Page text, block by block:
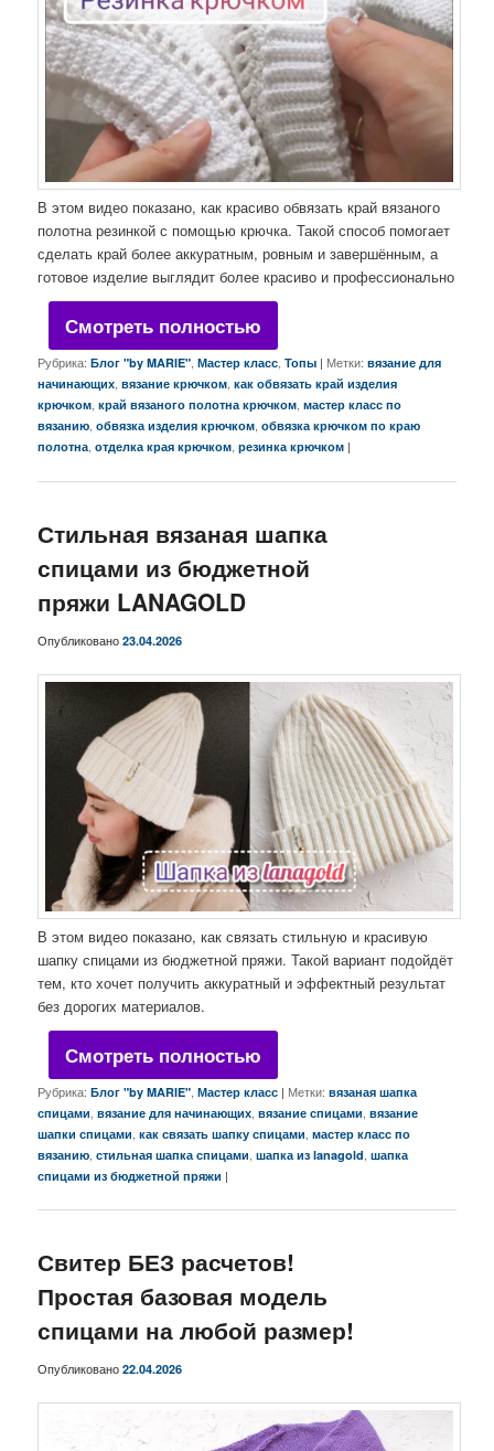
В этом видео показано, как красиво обвязать край вязаного
полотна резинкой с помощью крючка. Такой способ помогает
сделать край более аккуратным, ровным и завершённым, а
готовое изделие выглядит более красиво и профессионально
Смотреть полностью
Рубрика: Блог "by MARIE",Мастер класс,Топы | Метки: вязание для
начинающих,вязание крючком,как обвязать край изделия
крючком,край вязаного полотна крючком,мастер класс по
вязанию,обвязка изделия крючком,обвязка крючком по краю
полотна,отделка края крючком,резинка крючком |
Стильная вязаная шапка
спицами из бюджетной
пряжи LANAGOLD
Опубликовано23.04.2026
В этом видео показано, как связать стильную и красивую
шапку спицами из бюджетной пряжи. Такой вариант подойдёт
тем, кто хочет получить аккуратный и эффектный результат
без дорогих материалов.
Смотреть полностью
Рубрика: Блог "by MARIE" ,Мастер класс | Метки: вязаная шапка
спицами ,вязание для начинающих ,вязание спицами ,вязание
шапки спицами ,как связать шапку спицами ,мастер класс по
вязанию ,стильная шапка спицами ,шапка из lanagold ,шапка
спицами из бюджетной пряжи |
Свитер БЕЗ расчетов!
Простая базовая модель
спицами на любой размер!
Опубликовано22.04.2026